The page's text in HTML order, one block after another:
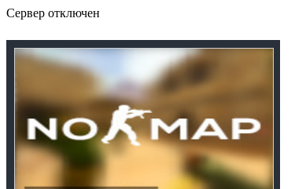
Сервер отключен